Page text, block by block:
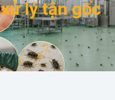
lý tận gốc